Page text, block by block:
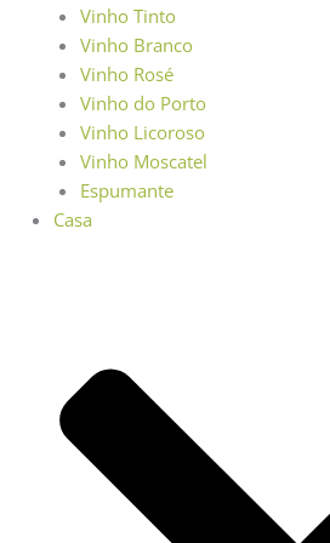
Vinho Tinto
Vinho Branco
Vinho Rosé
Vinho do Porto
Vinho Licoroso
Vinho Moscatel
Espumante
Casa